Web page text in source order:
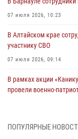
07 июля 2026, 10:23
В Алтайском крае
участнику СВО
07 июля 2026, 09:14
В рамках акции
провели военно-
ПОПУЛЯРНЫЕ